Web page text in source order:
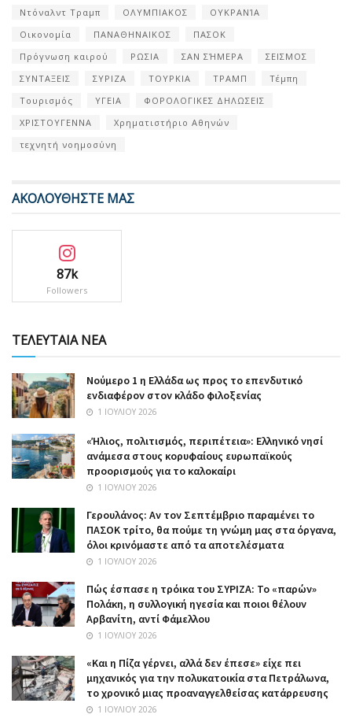
Ντόναλντ Τραμπ
ΟΛΥΜΠΙΑΚΟΣ
ΟΥΚΡΑΝΊΑ
Οικονομία
ΠΑΝΑΘΗΝΑΙΚΟΣ
ΠΑΣΟΚ
Πρόγνωση καιρού
ΡΩΣΙΑ ΣΑΝ ΣΉΜΕΡΑ
ΣΕΙΣΜΟΣ
ΣΥΝΤΑΞΕΙΣ
ΣΥΡΙΖΑ ΤΟΥΡΚΙΑ ΤΡΑΜΠ
Τέμπη
Τουρισμός
ΥΓΕΙΑ
ΦΟΡΟΛΟΓΙΚΕΣ ΔΗΛΩΣΕΙΣ
ΧΡΙΣΤΟΥΓΕΝΝΑ
Χρηματιστήριο Αθηνών
τεχνητή νοημοσύνη
ΑΚΟΛΟΥΘΗΣΤΕ ΜΑΣ
87k
Followers
ΤΕΛΕΥΤΑΙΑ ΝΕΑ
Nούμερο 1 η Ελλάδα ως προς το επενδυτικό
ενδιαφέρον στον κλάδο φιλοξενίας
1 ΙΟΥΛΊΟΥ 2026
«Ήλιος, πολιτισμός, περιπέτεια»: Ελληνικό νησί
ανάμεσα στους κορυφαίους ευρωπαϊκούς
προορισμούς για το καλοκαίρι
1 ΙΟΥΛΊΟΥ 2026
Γερουλάνος: Αν τον Σεπτέμβριο παραμένει το
ΠΑΣΟΚ τρίτο, θα πούμε τη γνώμη μας στα όργανα,
όλοι κρινόμαστε από τα αποτελέσματα
1 ΙΟΥΛΊΟΥ 2026
Πώς έσπασε η τρόικα του ΣΥΡΙΖΑ: Το «παρών»
Πολάκη, η συλλογική ηγεσία και ποιοι θέλουν
Αρβανίτη, αντί Φάμελλου
1 ΙΟΥΛΊΟΥ 2026
«Και η Πίζα γέρνει, αλλά δεν έπεσε» είχε πει
μηχανικός για την πολυκατοικία στα Πετράλωνα,
το χρονικό μιας προαναγγελθείσας κατάρρευσης
1 ΙΟΥΛΊΟΥ 2026